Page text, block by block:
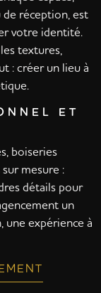
de réception, est
votre identité.
textures,
: créer un lieu à
ET
boiseries
mesure :
détails pour
un
expérience à